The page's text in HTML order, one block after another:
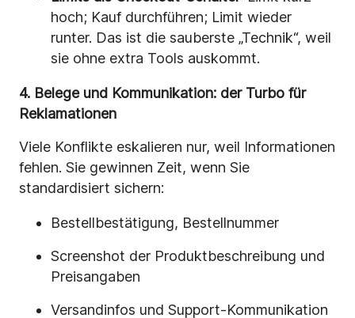
hoch; Kauf durchführen; Limit wieder
runter. Das ist die sauberste „Technik“, weil
sie ohne extra Tools auskommt.
4. Belege und Kommunikation: der Turbo für
Reklamationen
Viele Konflikte eskalieren nur, weil Informationen
fehlen. Sie gewinnen Zeit, wenn Sie
standardisiert sichern:
Bestellbestätigung, Bestellnummer
Screenshot der Produktbeschreibung und
Preisangaben
Versandinfos und Support-Kommunikation